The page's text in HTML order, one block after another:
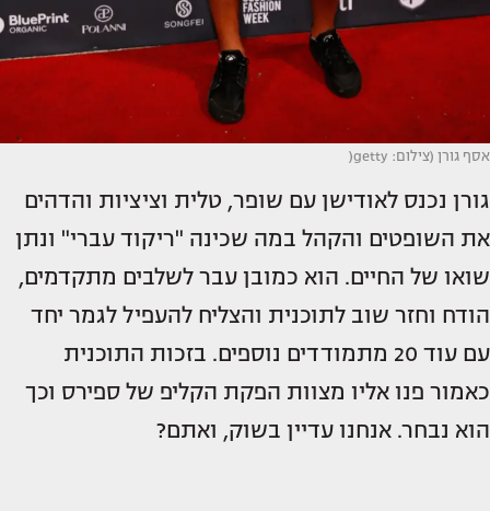
אסף גורן (צילום: getty(
גורן נכנס לאודישן עם שופר, טלית וציציות והדהים
את השופטים והקהל במה שכינה "ריקוד עברי" ונתן
שואו של החיים. הוא כמובן עבר לשלבים מתקדמים,
הודח וחזר שוב לתוכנית והצליח להעפיל לגמר יחד
עם עוד 20 מתמודדים נוספים. בזכות התוכנית
כאמור פנו אליו מצוות הפקת הקליפ של ספירס וכך
הוא נבחר. אנחנו עדיין בשוק, ואתם?